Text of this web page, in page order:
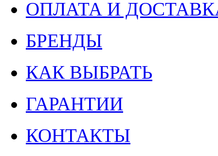
ОПЛАТА И
БРЕНДЫ
КАК ВЫБРАТЬ
ГАРАНТИИ
КОНТАКТЫ